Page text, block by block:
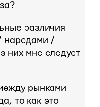
различия
народами /
них мне следует
рынками
то как это